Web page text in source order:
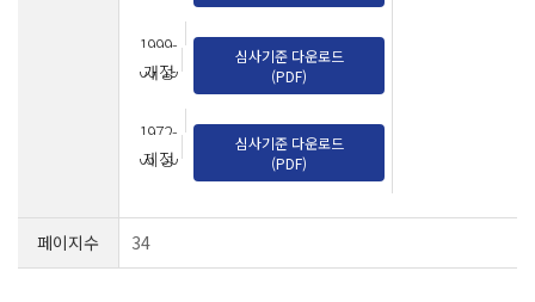
1999-
06-19
개정
심사기준 다운로드
(PDF)
1972-
03-30
제정
심사기준 다운로드
(PDF)
페이지수 34